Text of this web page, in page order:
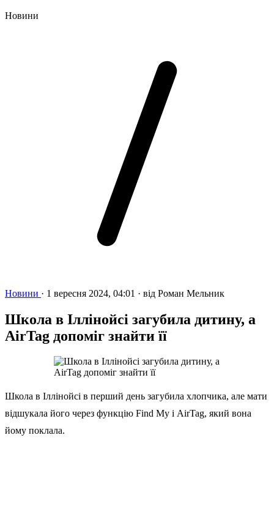
Новини
Новини · 1 вересня 2024, 04:01 · від Роман Мельник
Школа в Іллінойсі загубила дитину, а
AirTag допоміг знайти її
Школа в Іллінойсі в перший день загубила хлопчика, але мати
відшукала його через функцію Find My і AirTag, який вона
йому поклала.